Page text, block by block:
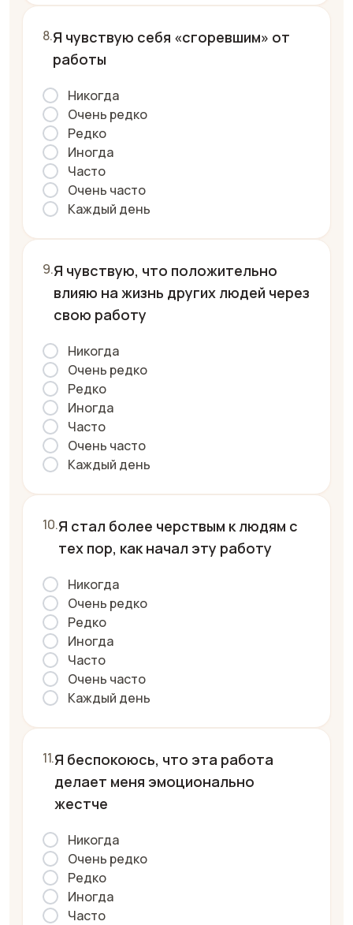
Я чувствую себя «сгоревшим» от
работы
Никогда
Очень редко
Редко
Иногда
Часто
Очень часто
Каждый день
Я чувствую, что положительно
влияю на жизнь других людей через
свою работу
Никогда
Очень редко
Редко
Иногда
Часто
Очень часто
Каждый день
Я стал более черствым к людям с
тех пор, как начал эту работу
Никогда
Очень редко
Редко
Иногда
Часто
Очень часто
Каждый день
Я беспокоюсь, что эта работа
делает меня эмоционально
жестче
Никогда
Очень редко
Редко
Иногда
Часто